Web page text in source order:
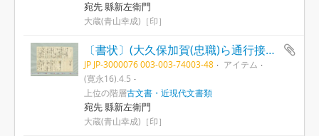
宛先 縣新左衛門
大蔵(青山幸成)［印］
〔書状〕(大久保加賀(忠職)ら通行接待等につき）
JP JP-3000076 003-003-74003-48
アイテム
(寛永16).4.5
上位の階層古文書・近現代文書類
宛先 縣新左衛門
大蔵(青山幸成)［印］